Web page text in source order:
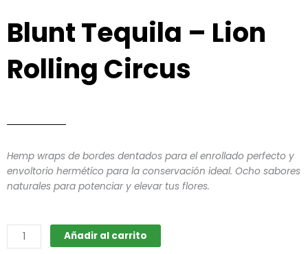
Blunt Tequila – Lion
Rolling Circus
Hemp wraps de bordes dentados para el enrollado perfecto y
envoltorio hermético para la conservación ideal. Ocho sabores
naturales para potenciar y elevar tus flores.
Blunt
Tequila
Añadir al carrito